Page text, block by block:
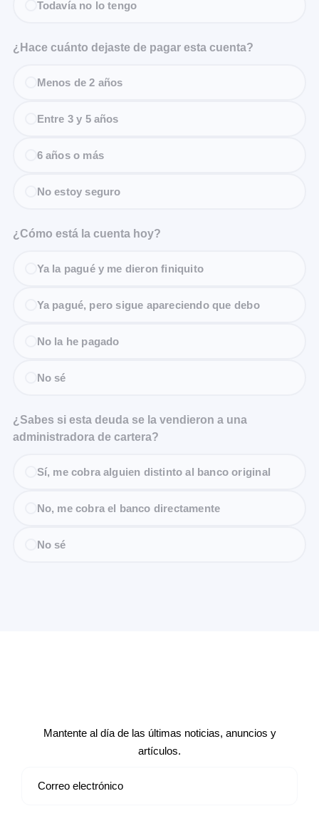
Todavía no lo tengo
¿Hace cuánto dejaste de pagar esta cuenta?
Menos de 2 años
Entre 3 y 5 años
6 años o más
No estoy seguro
¿Cómo está la cuenta hoy?
Ya la pagué y me dieron finiquito
Ya pagué, pero sigue apareciendo que debo
No la he pagado
No sé
¿Sabes si esta deuda se la vendieron a una
administradora de cartera?
Sí, me cobra alguien distinto al banco original
No, me cobra el banco directamente
No sé
Mantente al día de las últimas noticias, anuncios y
artículos.